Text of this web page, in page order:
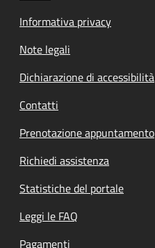
Informativa privacy
Note legali
Dichiarazione di accessibilità
Contatti
Prenotazione appuntamento
Richiedi assistenza
Statistiche del portale
Leggi le FAQ
Pagamenti